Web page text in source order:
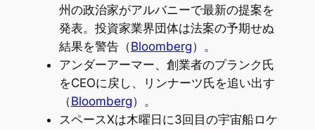
州の政治家がアルバニーで最新の提案を
発表。投資家業界団体は法案の予期せぬ
結果を警告（Bloomberg）。
アンダーアーマー、創業者のプランク氏
をCEOに戻し、リンナーツ氏を追い出す
（Bloomberg）。
スペースXは木曜日に3回目の宇宙船ロケ